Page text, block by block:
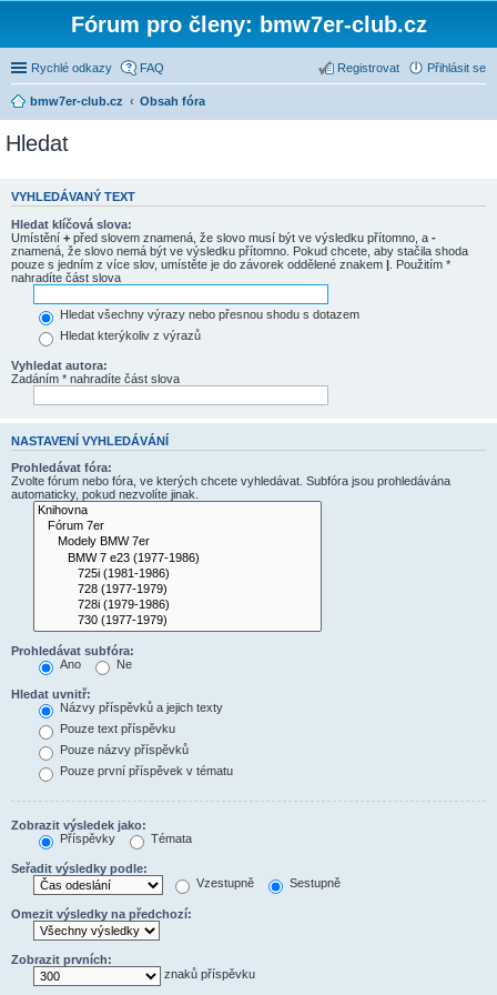
Fórum pro členy: bmw7er-club.cz
Rychlé odkazy FAQ Přihlásit se
Registrovat
bmw7er-club.cz Obsah fóra
Hledat
VYHLEDÁVANÝ TEXT
Hledat klíčová slova:
Umístění + před slovem znamená, že slovo musí být ve výsledku přítomno, a -
znamená, že slovo nemá být ve výsledku přítomno. Pokud chcete, aby stačila shoda
pouze s jedním z více slov, umístěte je do závorek oddělené znakem | . Použitím *
nahradíte část slova
Hledat všechny výrazy nebo přesnou shodu s dotazem
Hledat kterýkoliv z výrazů
Vyhledat autora:
Zadáním * nahradíte část slova
NASTAVENÍ VYHLEDÁVÁNÍ
Prohledávat fóra:
Zvolte fórum nebo fóra, ve kterých chcete vyhledávat. Subfóra jsou prohledávána
automaticky, pokud nezvolíte jinak.
Prohledávat subfóra:
Ano
Ne
Hledat uvnitř:
Názvy příspěvků a jejich texty
Pouze text příspěvku
Pouze názvy příspěvků
Pouze první příspěvek v tématu
Zobrazit výsledek jako:
Příspěvky
Témata
Seřadit výsledky podle:
Vzestupně
Sestupně
Omezit výsledky na předchozí:
Zobrazit prvních:
znaků příspěvku